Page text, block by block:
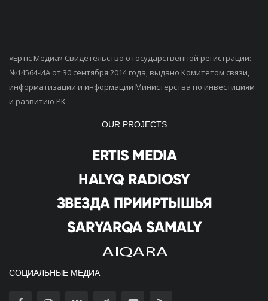
«Ертiс Медиа» Свидетельство о государственной регистрации:
№14564-ИА от 30 сентября 2014 года, выдано Комитетом связи,
информатизации и информации Министерства по инвестициям
и развитию РК
OUR PROJECTS
СОЦИАЛЬНЫЕ МЕДИА